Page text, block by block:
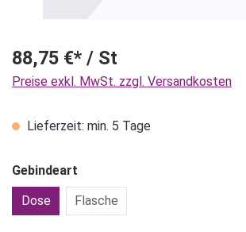
88,75 €* / St
Preise exkl. MwSt. zzgl. Versandkosten
Lieferzeit: min. 5 Tage
Gebindeart
Dose
Flasche